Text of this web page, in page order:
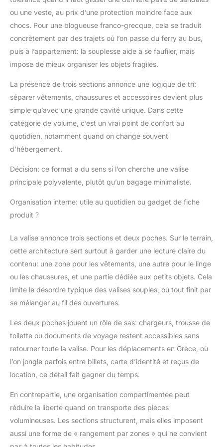
poignée télescopique
solide pour un
transport sans effort
FLEXIBLE & PRATIQUE
: Valise souple avec
sangles de
compression –
maximise l’espace sans
encombrement
ou une veste, au prix d’une protection moindre face aux
chocs. Pour une blogueuse franco-grecque, cela se traduit
concrètement par des trajets où l’on passe du ferry au bus,
puis à l’appartement: la souplesse aide à se faufiler, mais
impose de mieux organiser les objets fragiles.
La présence de trois sections annonce une logique de tri:
séparer vêtements, chaussures et accessoires devient plus
simple qu’avec une grande cavité unique. Dans cette
catégorie de volume, c’est un vrai point de confort au
quotidien, notamment quand on change souvent
d’hébergement.
Décision: ce format a du sens si l’on cherche une valise
principale polyvalente, plutôt qu’un bagage minimaliste.
Organisation interne: utile au quotidien ou gadget de fiche
produit ?
La valise annonce trois sections et deux poches. Sur le terrain,
cette architecture sert surtout à garder une lecture claire du
contenu: une zone pour les vêtements, une autre pour le linge
ou les chaussures, et une partie dédiée aux petits objets. Cela
limite le désordre typique des valises souples, où tout finit par
se mélanger au fil des ouvertures.
Les deux poches jouent un rôle de sas: chargeurs, trousse de
toilette ou documents de voyage restent accessibles sans
retourner toute la valise. Pour les déplacements en Grèce, où
l’on jongle parfois entre billets, carte d’identité et reçus de
location, ce détail fait gagner du temps.
En contrepartie, une organisation compartimentée peut
réduire la liberté quand on transporte des pièces
volumineuses. Les sections structurent, mais elles imposent
aussi une forme de « rangement par zones » qui ne convient